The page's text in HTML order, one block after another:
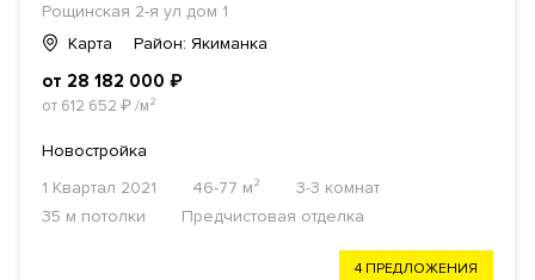
Рощинская 2-я ул дом 1
Карта
Район: Якиманка
от 28 182 000 ₽
от 612 652 ₽/м²
Новостройка
1 Квартал 2021
46-77 м²
3-3 комнат
35 м потолки
Предчистовая отделка
4 ПРЕДЛОЖЕНИЯ